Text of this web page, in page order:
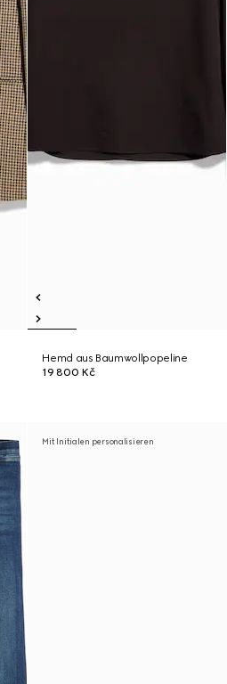
Hemd aus Baumwollpopeline
19 800 Kč
Mit Initialen personalisieren